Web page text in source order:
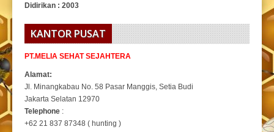
Didirikan : 2003
KANTOR PUSAT
PT.MELIA SEHAT SEJAHTERA
Alamat:
Jl. Minangkabau No. 58 Pasar Manggis, Setia Budi
Jakarta Selatan 12970
Telephone :
+62 21 837 87348 ( hunting )